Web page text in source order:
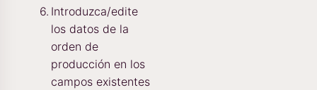
Introduzca/edite
los datos de la
orden de
producción en los
campos existentes